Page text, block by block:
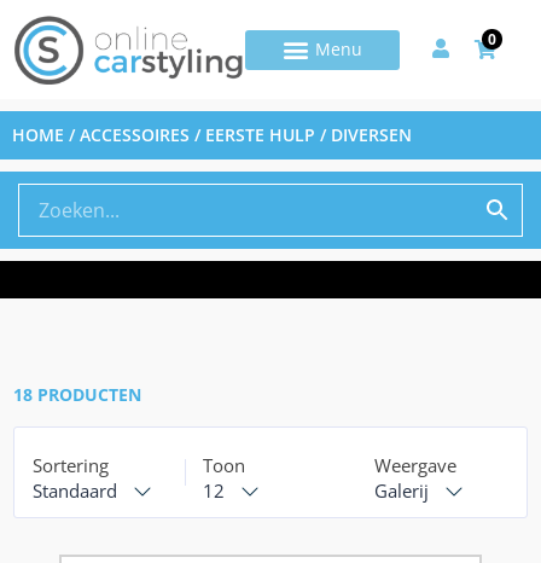
0
HOME /ACCESSOIRES / EERSTE HULP / DIVERSEN
18 PRODUCTEN
Sortering
Standaard
Toon
12
Weergave
Galerij